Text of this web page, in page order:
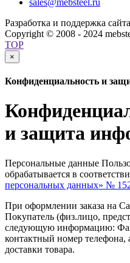
Разработка и поддержка сайта
Copyright © 2008 - 2024
TOP
×
Конфиденциальность и
и защита
Персональные данные
обрабатывается в
персональных данных» №
При оформлении заказа на
Покупатель (физ.лицо,
следующую информацию:
контактный номер телефона,
доставки товара.